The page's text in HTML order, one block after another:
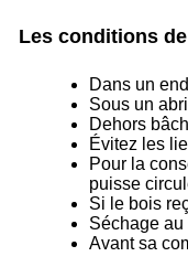
Les conditions
Dans un
Sous un
Dehors
Évitez les
Pour la
puisse
Si le bois
Séchage
Avant sa